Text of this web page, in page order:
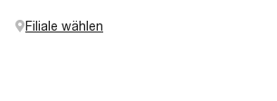
Filiale wählen